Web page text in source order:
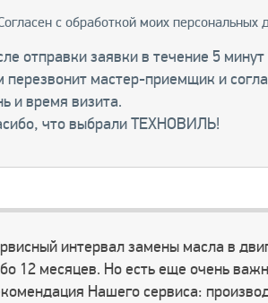
с обработкой моих персональных
отправки заявки в течение 5
перезвонит мастер-приемщик и
и время визита.
что выбрали ТЕХНОВИЛЬ!
интервал замены масла в
12 месяцев. Но есть еще очень
Нашего сервиса: